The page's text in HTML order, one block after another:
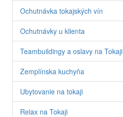
Ochutnávka tokajských vín
Ochutnávky u klienta
Teambuildingy a oslavy na Tokaji
Zemplínska kuchyňa
Ubytovanie na tokaji
Relax na Tokaji